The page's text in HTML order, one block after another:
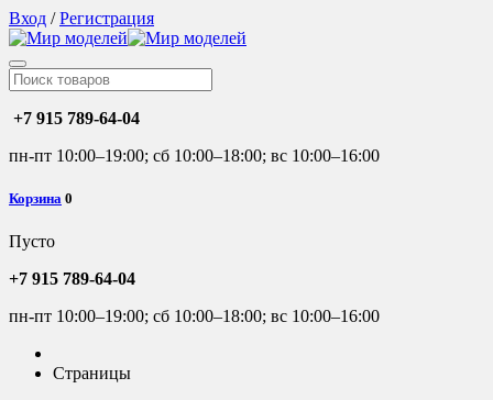
Вход /Регистрация
+7 915 789-64-04
пн-пт 10:00–19:00; сб 10:00–18:00; вс 10:00–16:00
Корзина 0
Пусто
+7 915 789-64-04
пн-пт 10:00–19:00; сб 10:00–18:00; вс 10:00–16:00
Страницы